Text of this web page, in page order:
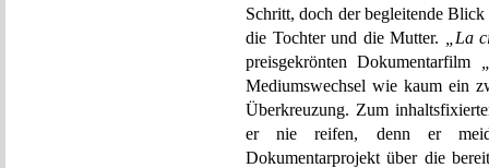
Schritt, doch der begleitende
die Tochter und die Mutter.
„La
preisgekrönten Dokumentarfilm
Mediumswechsel wie kaum ein
Überkreuzung. Zum
er nie reifen, denn er
Dokumentarprojekt über die